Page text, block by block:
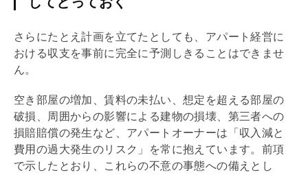
さらにたとえ計画を立てたとしても、アパート経営に
おける収支を事前に完全に予測しきることはできませ
ん。
空き部屋の増加、賃料の未払い、想定を超える部屋の
破損、周囲からの影響による建物の損壊、第三者への
損賠賠償の発生など、アパートオーナーは「収入減と
費用の過大発生のリスク」を常に抱えています。前項
で示したとおり、これらの不意の事態への備えとし